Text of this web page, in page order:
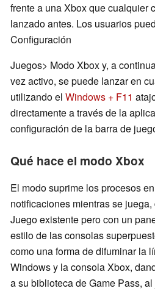
frente a una Xbox que cualquier
lanzado antes. Los usuarios
Configuración
Juegos> Modo Xbox y, a
vez activo, se puede lanzar en
utilizando el Windows + F11
directamente a través de la
configuración de la barra de
Qué hace el modo Xbox
El modo suprime los procesos
notificaciones mientras se
Juego existente pero con un
estilo de las consolas
como una forma de difuminar la
Windows y la consola Xbox,
a su biblioteca de Game Pass,